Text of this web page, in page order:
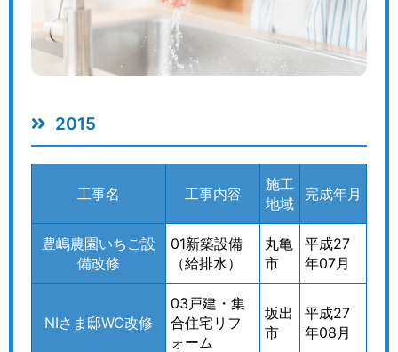
2015
工事名 工事内容
施工
地域
完成年月
豊嶋農園いちご設
備改修
01新築設備
（給排水）
丸亀
市
平成27
年07月
NIさま邸WC改修
03戸建・集
合住宅リフ
ォーム
坂出
市
平成27
年08月